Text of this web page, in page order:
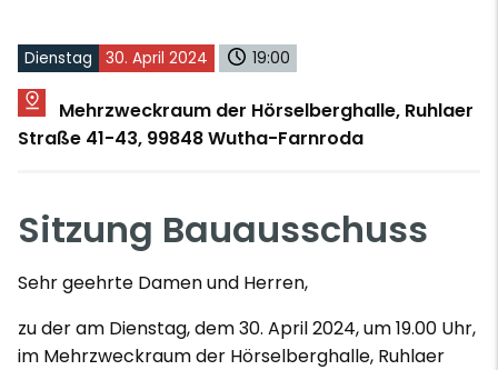
Dienstag 30. April 2024 19:00
Mehrzweckraum der Hörselberghalle, Ruhlaer
Straße 41-43, 99848 Wutha-Farnroda
Sitzung Bauausschuss
Sehr geehrte Damen und Herren,
zu der am Dienstag, dem 30. April 2024, um 19.00 Uhr,
im Mehrzweckraum der Hörselberghalle, Ruhlaer